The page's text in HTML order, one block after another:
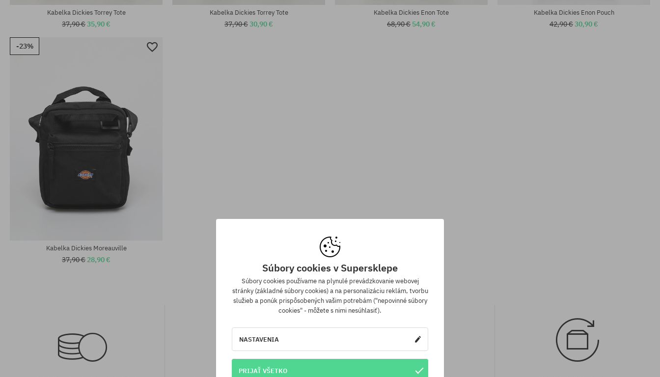
Kabelka Dickies Torrey Tote
37,90 €35,90 €
Kabelka Dickies Torrey Tote
37,90 €30,90 €
Kabelka Dickies Enon Tote
68,90 € 54,90 €
Kabelka Dickies Enon Pouch
42,90 €30,90 €
-23%
Kabelka Dickies Moreauville
37,90 € 28,90 €
Súbory cookies v Supersklepe
Súbory cookies používame na plynulé prevádzkovanie webovej
stránky (základné súbory cookies) a na personalizáciu reklám, tvorbu
služieb a ponúk prispôsobených vašim potrebám ("nepovinné súbory
cookies" - môžete s nimi nesúhlasiť).
NASTAVENIA
PRIJAŤ VŠETKO